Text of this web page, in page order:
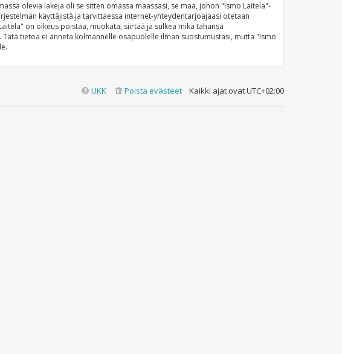
olevia lakeja oli se sitten omassa maassasi, se maa, johon "Ismo Laitela"-
käyttäjistä ja tarvittaessa internet-yhteydentarjoajaasi otetaan
on oikeus poistaa, muokata, siirtää ja sulkea mikä tahansa
tietoa ei anneta kolmannelle osapuolelle ilman suostumustasi, mutta "Ismo
Kaikki ajat ovatUTC+02:00
Poista evästeet
UKK